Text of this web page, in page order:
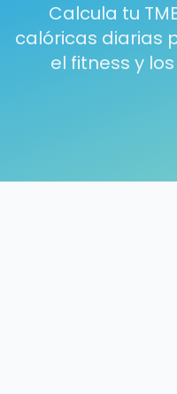
Calcula tu
calóricas diarias
el fitness y